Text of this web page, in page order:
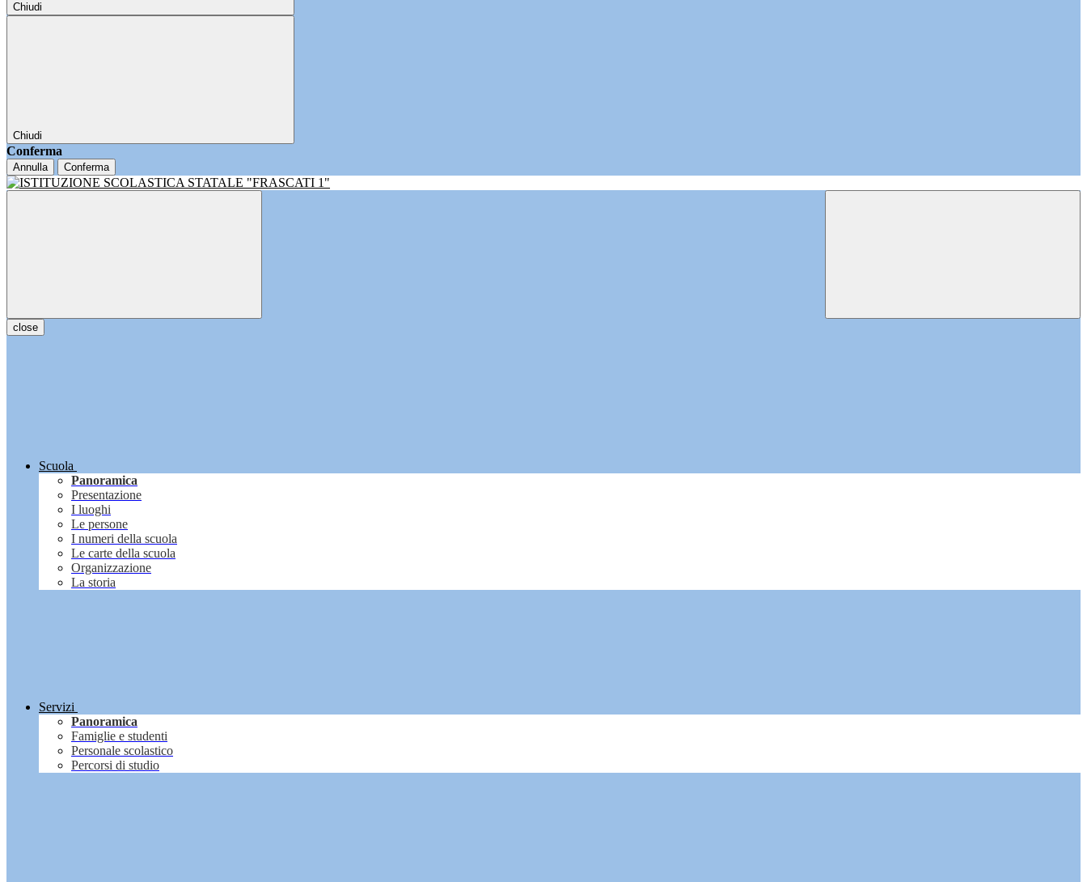
Chiudi
Chiudi
Conferma
Annulla Conferma
close
Scuola
Panoramica
Presentazione
I luoghi
Le persone
I numeri della scuola
Le carte della scuola
Organizzazione
La storia
Servizi
Panoramica
Famiglie e studenti
Personale scolastico
Percorsi di studio